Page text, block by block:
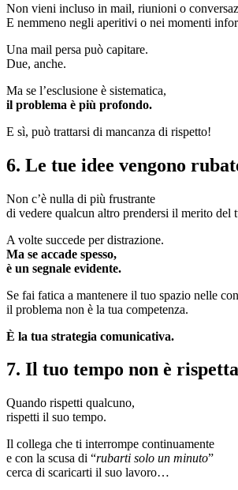
Non vieni incluso in mail, riunioni o
E nemmeno negli aperitivi o nei momenti
Una mail persa può capitare.
Due, anche.
Ma se l’esclusione è sistematica,
il problema è più profondo.
E sì, può trattarsi di mancanza di rispetto!
6. Le tue idee vengono
Non c’è nulla di più frustrante
di vedere qualcun altro prendersi il merito del
A volte succede per distrazione.
Ma se accade spesso,
è un segnale evidente.
Se fai fatica a mantenere il tuo spazio nelle
il problema non è la tua competenza.
È la tua strategia comunicativa.
7. Il tuo tempo non è
Quando rispetti qualcuno,
rispetti il suo tempo.
Il collega che ti interrompe continuamente
e con la scusa di “rubarti solo un minuto”
cerca di scaricarti il suo lavoro…